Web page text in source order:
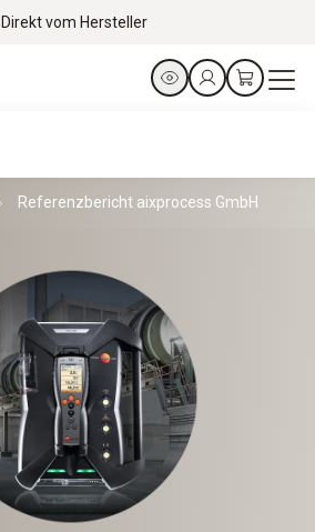
Direkt vom Hersteller
Referenzbericht aixprocess GmbH